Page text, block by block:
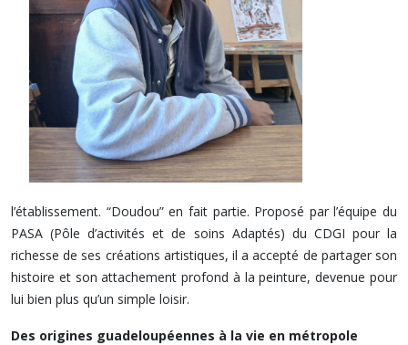
l’établissement. “Doudou” en fait partie. Proposé par l’équipe du
PASA (Pôle d’activités et de soins Adaptés) du CDGI pour la
richesse de ses créations artistiques, il a accepté de partager son
histoire et son attachement profond à la peinture, devenue pour
lui bien plus qu’un simple loisir.
Des origines guadeloupéennes à la vie en métropole